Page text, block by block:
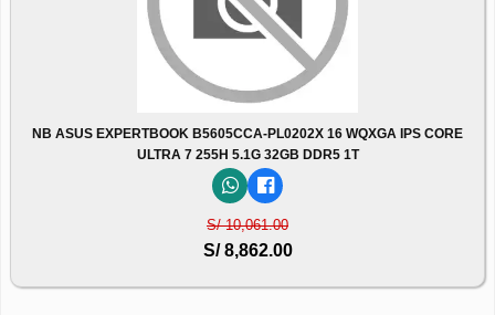
NB ASUS EXPERTBOOK B5605CCA-PL0202X 16 WQXGA IPS CORE
ULTRA 7 255H 5.1G 32GB DDR5 1T
S/ 10,061.00
S/ 8,862.00